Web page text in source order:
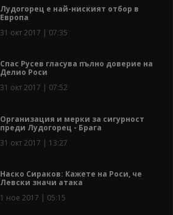
Лудогорец е най-ниският отбор в
Европа
31 окт 2017 | 07:35
Спас Русев гласува пълно доверие на
Делио Роси
31 окт 2017 | 07:52
Организация и мерки за сигурност
преди Лудогорец - Брага
31 окт 2017 | 13:27
Наско Сираков: Кажете на Роси, че
Левски значи атака
1 ное 2017 | 05:15